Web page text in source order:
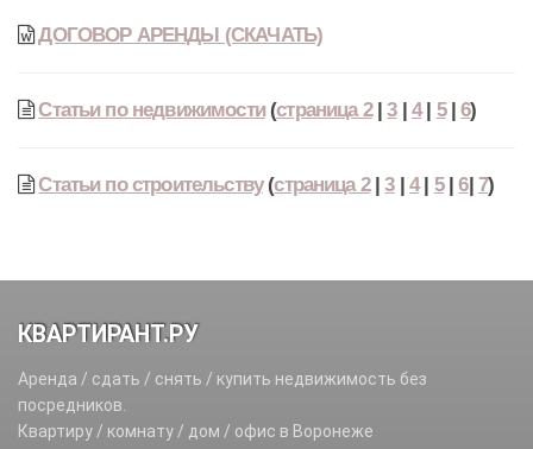
ДОГОВОР АРЕНДЫ (СКАЧАТЬ)
Статьи по недвижимости(страница 2|3| 4| 5|6)
Статьи по строительству(страница 2|3|4| 5|6| 7)
КВАРТИРАНТ.РУ
Аренда / сдать / снять / купить недвижимость без
посредников.
Квартиру / комнату / дом / офис в Воронеже